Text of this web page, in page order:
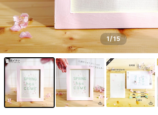
1/15